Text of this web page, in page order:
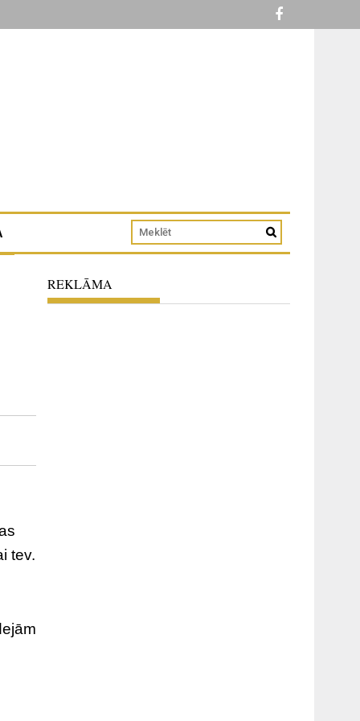
tev.
REKLĀMA